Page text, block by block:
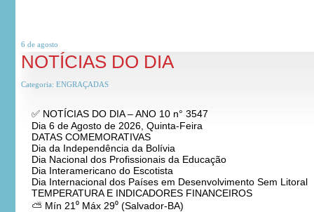
6 de agosto
NOTÍCIAS DO DIA
Categoria: ENGRAÇADAS
✅ NOTÍCIAS DO DIA – ANO 10 n° 3547
Dia 6 de Agosto de 2026, Quinta-Feira
DATAS COMEMORATIVAS
Dia da Independência da Bolívia
Dia Nacional dos Profissionais da Educação
Dia Interamericano do Escotista
Dia Internacional dos Países em Desenvolvimento Sem Litoral
TEMPERATURA E INDICADORES FINANCEIROS
⛅ Mín 21⁰ Máx 29⁰ (Salvador-BA)